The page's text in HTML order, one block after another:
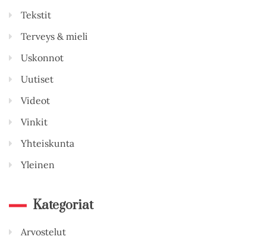
Tekstit
Terveys & mieli
Uskonnot
Uutiset
Videot
Vinkit
Yhteiskunta
Yleinen
Kategoriat
Arvostelut